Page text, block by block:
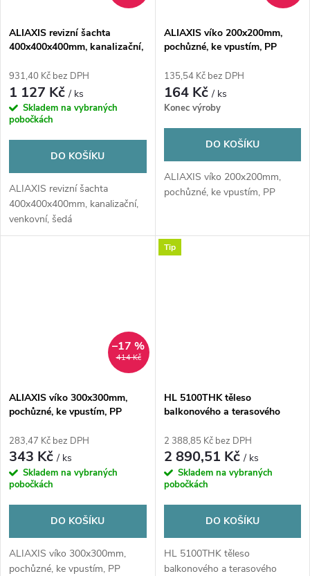
ALIAXIS revizní šachta
400x400x400mm, kanalizační,
931,40 Kč bez DPH
1 127 Kč/ ks
Skladem na vybraných
pobočkách
DO KOŠÍKU
ALIAXIS revizní šachta
400x400x400mm, kanalizační,
venkovní, šedá
ALIAXIS víko 200x200mm,
pochůzné, ke vpustím, PP
135,54 Kč bez DPH
164 Kč/ ks
Konec výroby
DO KOŠÍKU
ALIAXIS víko 200x200mm,
pochůzné, ke vpustím, PP
414 Kč
–17 %
ALIAXIS víko 300x300mm,
pochůzné, ke vpustím, PP
283,47 Kč bez DPH
343 Kč/ ks
Skladem na vybraných
pobočkách
DO KOŠÍKU
ALIAXIS víko 300x300mm,
pochůzné, ke vpustím, PP
Tip
HL 5100THK těleso
balkonového a terasového
odtokem a s asfaltovou
izolační manžetou, PP
2 388,85 Kč bez DPH
2 890,51 Kč/ ks
Skladem na vybraných
pobočkách
DO KOŠÍKU
HL 5100THK těleso
balkonového a terasového